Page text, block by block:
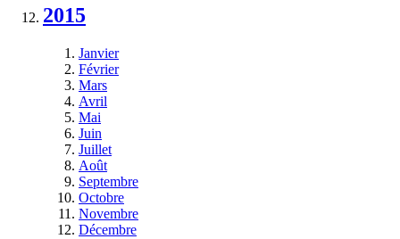
2015
Janvier
Février
Mars
Avril
Mai
Juin
Juillet
Août
Septembre
Octobre
Novembre
Décembre